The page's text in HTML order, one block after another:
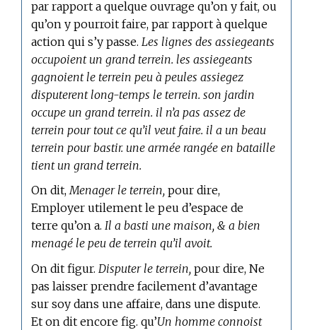
par rapport a quelque ouvrage qu’on y fait, ou
qu’on y pourroit faire, par rapport à quelque
action qui s’y passe. Les lignes des assiegeants
occupoient un grand terrein. les assiegeants
gagnoient le terrein peu à peules assiegez
disputerent long-temps le terrein. son jardin
occupe un grand terrein. il n’a pas assez de
terrein pour tout ce qu’il veut faire. il a un beau
terrein pour bastir. une armée rangée en bataille
tient un grand terrein.
On dit,Menager le terrein, pour dire,
Employer utilement le peu d’espace de
terre qu’on a.Il a basti une maison, & a bien
menagé le peu de terrein qu’il avoit.
On dit figur.Disputer le terrein, pour dire, Ne
pas laisser prendre facilement d’avantage
sur soy dans une affaire, dans une dispute.
Et on dit encore fig. qu’Un homme connoist